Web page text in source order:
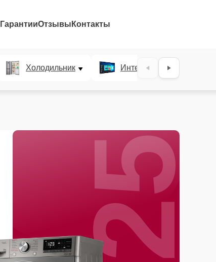
ГарантииОтзывы Контакты
Холодильник Интерактивные панели
25%